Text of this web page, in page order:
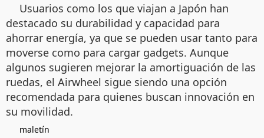
Usuarios como los que viajan a Japón han
destacado su durabilidad y capacidad para
ahorrar energía, ya que se pueden usar tanto para
moverse como para cargar gadgets. Aunque
algunos sugieren mejorar la amortiguación de las
ruedas, el Airwheel sigue siendo una opción
recomendada para quienes buscan innovación en
su movilidad.
maletín